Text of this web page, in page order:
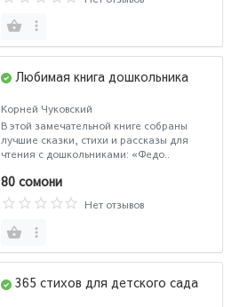
Любимая книга дошкольника
Корней Чуковский
В этой замечательной книге собраны
лучшие сказки, стихи и рассказы для
чтения с дошкольниками: «Федо..
80 сомони
Нет отзывов
365 стихов для детского сада